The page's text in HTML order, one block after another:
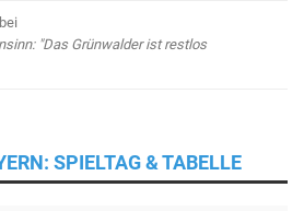
bei
"Das Grünwalder ist restlos
SPIELTAG & TABELLE